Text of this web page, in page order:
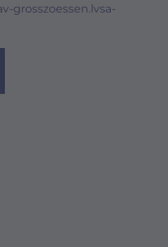
grosszoessen.lvsa-